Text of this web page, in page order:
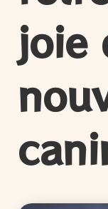
joie